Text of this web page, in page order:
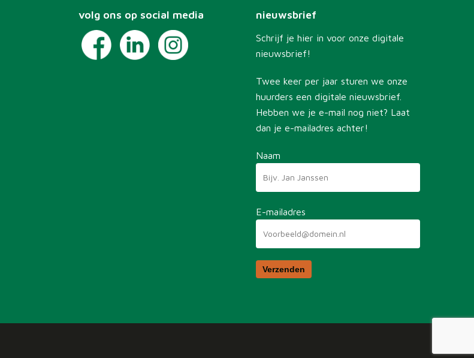
volg ons op social media nieuwsbrief
Schrijf je hier in voor onze digitale
nieuwsbrief!
Twee keer per jaar sturen we onze
huurders een digitale nieuwsbrief.
Hebben we je e-mail nog niet? Laat
dan je e-mailadres achter!
Naam
E-mailadres